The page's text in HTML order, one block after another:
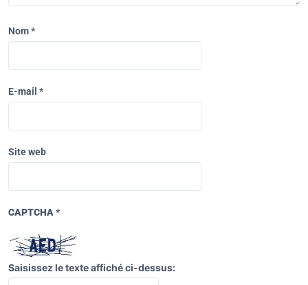
Nom*
E-mail *
Site web
CAPTCHA *
Saisissez le texte affiché ci-dessus: